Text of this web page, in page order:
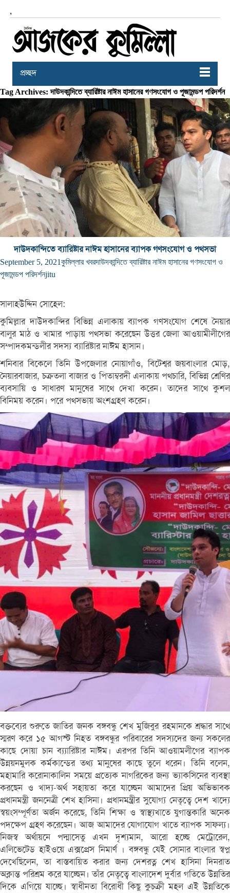
,
প্রচ্ছদ
Tag Archives: দাউদকান্দিতে ব্যারিষ্টার নাঈম হাসানের গণসংযোগ ও পূজামন্ডপ পরিদর্শন
দাউদকান্দিতে ব্যারিষ্টার নাঈম হাসানের ব্যাপক গণসংযোগ ও পথসভা
September 5, 2021কুমিল্লার খবরদাউদকান্দিতে ব্যারিষ্টার নাঈম হাসানের গণসংযোগ ও
পূজামন্ডপ পরিদর্শনjitu
সালাহউদ্দিন সোহেল:
কুমিল্লার দাউদকান্দির বিভিন্ন এলাকায় ব্যাপক গণসংযোগ শেষে নৈয়ার
বালুর মাঠ ও খামার পাড়ায় পথসভা করেছেন উত্তর জেলা আওয়ামীলীগের
সম্পাদকমন্ডলীর সদস্য ব্যারিষ্টার নাঈম হাসান।
শনিবার বিকেলে তিনি উপজেলার নোয়াগাঁও, বিটেশ্বর জয়বাংলার মোড়,
নৈয়ারবাজার, চক্রতলা বাজার ও পিতাম্বরদী এলাকায় পথচারি, বিভিন্ন শ্রেণির
ব্যবসায়ি ও সাধারণ মানুষের সাথে দেখা করেন। তাদের সাথে কুশল
বিনিময় করেন। পরে পথসভায় অংশগ্র্রহণ করেন।
বক্তব্যের শুরুতে জাতির জনক বঙ্গবন্ধু শেখ মুজিবুর রহমানকে শ্রদ্ধার সাথে
স্মরণ করে ১৫ আগস্ট নিহত বঙ্গবন্ধুর পরিবারের সদস্যদের জন্য সকলের
কাছে দোয়া চান ব্য্যারিষ্টার নাঈম। এরপর তিনি আওয়ামলীগের ব্যাপক
উন্নয়নমুলক কর্মকান্ডের তথ্য মানুষের কাছে তুলে ধরেন। তিনি বলেন,
মহামারি করোনাকালিন সময়ে প্রত্যেক নাগরিকের জন্য ভ্যাকসিনের ব্যবস্থা
করছেন ও খাদ্য-অর্থ সহায়তা করে যাচ্ছেন আমাদের প্রিয় অভিভাবক
প্রধানমন্ত্রী জননেত্রী শেখ হাসিনা। প্রধানমন্ত্র্রীর সুযোগ্য নেতৃত্বে দেশ খাদ্যে
স্বয়ংসম্পূর্ণতা অর্জন করেছে, তিনি শিক্ষা ও স্বাস্থ্যখাতে যুগান্তকারি অনেক
পদক্ষেপ গ্র্রহণ করেছেন। আজ আমাদের যোগাযোগ খাতে ব্যাপক সাফল্য।
নিজস্ব অর্থায়নে পদ্মাসেতু এখন দৃশ্যমান, আরো হচ্ছে মেট্রোরেল,
এলিভেটেড হাইওয়ে এক্সপ্রেস নিমার্ণ । বঙ্গবন্ধু যেই সোনার বাংলার স্বপ্ন
দেখেছিলেন, তা বাস্তবায়িত করার জন্য দেশরত্ন শেখ হাসিনা দিনরাত
অক্লান্ত পরিশ্রম করে যাচ্ছেন। তাঁর নেতৃত্বে বাংলাদেশ দুর্বার গতিতে উন্নতির
দিকে এগিয়ে যাচ্ছে। স্বাধীনতা বিরোধী কিছু কুচক্রী মহল এই উন্নতিকে